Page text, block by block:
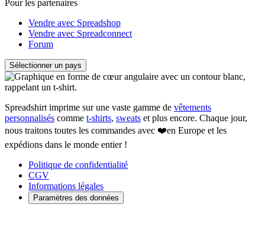
Pour les partenaires
Vendre avec Spreadshop
Vendre avec Spreadconnect
Forum
Sélectionner un pays
Spreadshirt imprime sur une vaste gamme de vêtements
personnalisés comme t-shirts, sweats et plus encore. Chaque jour,
nous traitons toutes les commandes avec ❤️en Europe et les
expédions dans le monde entier !
Politique de confidentialité
CGV
Informations légales
Paramètres des données